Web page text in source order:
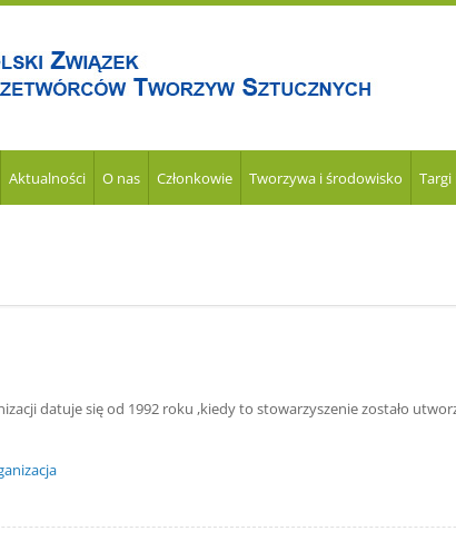
Aktualności O nas Członkowie Tworzywa i środowisko
datuje się od 1992 roku ,kiedy to stowarzyszenie zostało